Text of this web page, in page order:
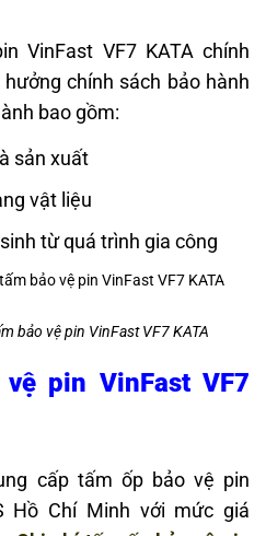
VinFast VF7 KATA chính
chính sách bảo hành
bao gồm:
sản xuất
vật liệu
từ quá trình gia công
bảo vệ pin VinFast VF7 KATA
pin VinFast VF7
cấp tấm ốp bảo vệ pin
Hồ Chí Minh với mức giá